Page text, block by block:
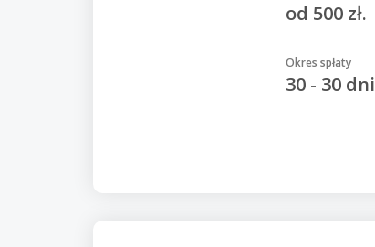
od 500 zł.
Okres spłaty
30 - 30 dni